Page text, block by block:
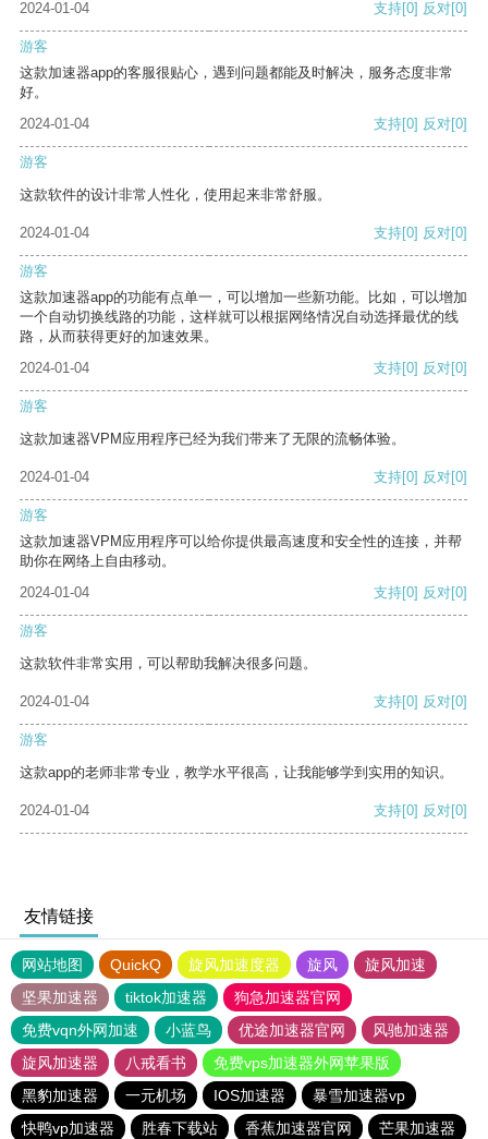
2024-01-04 支持[0] 反对[0]
游客
这款加速器app的客服很贴心，遇到问题都能及时解决，服务态度非常
好。
2024-01-04
支持[0] 反对[0]
游客
这款软件的设计非常人性化，使用起来非常舒服。
2024-01-04 支持[0] 反对[0]
游客
这款加速器app的功能有点单一，可以增加一些新功能。比如，可以增加
一个自动切换线路的功能，这样就可以根据网络情况自动选择最优的线
路，从而获得更好的加速效果。
2024-01-04
支持[0] 反对[0]
游客
这款加速器VPM应用程序已经为我们带来了无限的流畅体验。
2024-01-04 支持[0] 反对[0]
游客
这款加速器VPM应用程序可以给你提供最高速度和安全性的连接，并帮
助你在网络上自由移动。
2024-01-04
支持[0] 反对[0]
游客
这款软件非常实用，可以帮助我解决很多问题。
2024-01-04 支持[0] 反对[0]
游客
这款app的老师非常专业，教学水平很高，让我能够学到实用的知识。
2024-01-04 支持[0] 反对[0]
友情链接
网站地图 QuickQ 旋风加速度器 旋风
旋风加速
坚果加速器
tiktok加速器
狗急加速器官网
免费vqn外网加速
小蓝鸟 优途加速器官网
风驰加速器
旋风加速器
八戒看书
免费vps加速器外网苹果版
黑豹加速器
一元机场 IOS加速器
暴雪加速器vp
快鸭vp加速器
胜春下载站 香蕉加速器官网 芒果加速器